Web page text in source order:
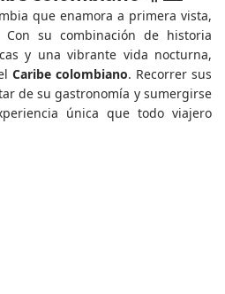
que enamora a primera vista,
Con su combinación de historia
y una vibrante vida nocturna,
Caribe colombiano. Recorrer sus
de su gastronomía y sumergirse
única que todo viajero